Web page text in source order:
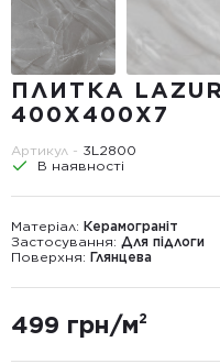
ПЛИТКА
400Х400Х7
Артикул - 3L2800
В наявності
Матеріал: Керамограніт
Застосування: Для підлоги
Поверхня: Глянцева
499 грн/м²